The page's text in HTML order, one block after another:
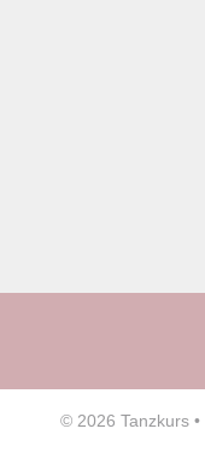
© 2026 Tanzkurs •